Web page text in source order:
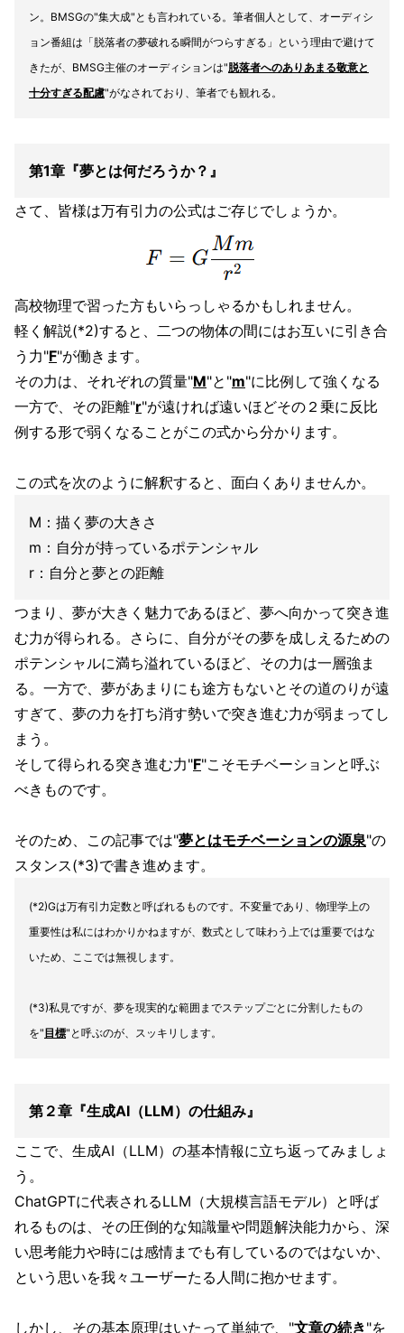
ン。BMSGの"集大成"とも言われている。筆者個人として、オーディシ
ョン番組は「脱落者の夢破れる瞬間がつらすぎる」という理由で避けて
きたが、BMSG主催のオーディションは"脱落者へのありあまる敬意と
十分すぎる配慮"がなされており、筆者でも観れる。
第1章『夢とは何だろうか？』
さて、皆様は万有引力の公式はご存じでしょうか。
高校物理で習った方もいらっしゃるかもしれません。
軽く解説(*2)すると、二つの物体の間にはお互いに引き合
う力"F"が働きます。
その力は、それぞれの質量"M"と"m"に比例して強くなる
一方で、その距離"r"が遠ければ遠いほどその２乗に反比
例する形で弱くなることがこの式から分かります。
この式を次のように解釈すると、面白くありませんか。
M：描く夢の大きさ
m：自分が持っているポテンシャル
r：自分と夢との距離
つまり、夢が大きく魅力であるほど、夢へ向かって突き進
む力が得られる。さらに、自分がその夢を成しえるための
ポテンシャルに満ち溢れているほど、その力は一層強ま
る。一方で、夢があまりにも途方もないとその道のりが遠
すぎて、夢の力を打ち消す勢いで突き進む力が弱まってし
まう。
そして得られる突き進む力"F"こそモチベーションと呼ぶ
べきものです。
そのため、この記事では"夢とはモチベーションの源泉"の
スタンス(*3)で書き進めます。
(*2)Gは万有引力定数と呼ばれるものです。不変量であり、物理学上の
重要性は私にはわかりかねますが、数式として味わう上では重要ではな
いため、ここでは無視します。
(*3)私見ですが、夢を現実的な範囲までステップごとに分割したもの
を"目標"と呼ぶのが、スッキリします。
第２章『生成AI（LLM）の仕組み』
ここで、生成AI（LLM）の基本情報に立ち返ってみましょ
う。
ChatGPTに代表されるLLM（大規模言語モデル）と呼ば
れるものは、その圧倒的な知識量や問題解決能力から、深
い思考能力や時には感情までも有しているのではないか、
という思いを我々ユーザーたる人間に抱かせます。
しかし、その基本原理はいたって単純で、"文章の続き"を